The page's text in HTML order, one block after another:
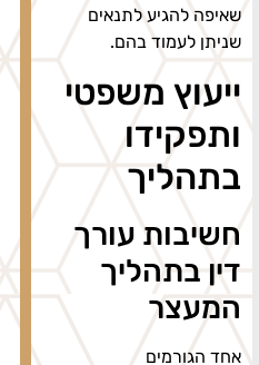
להגיע לתנאים
לעמוד בהם.
משפטי
עורך
בתהליך
הגורמים